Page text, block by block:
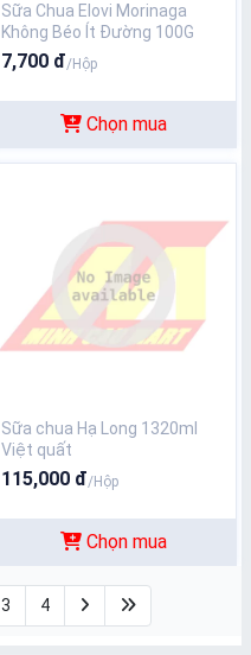
Sữa Chua Elovi Morinaga
Không Béo Ít Đường 100G
7,700 đ/Hộp
Chọn mua
Sữa chua Hạ Long 1320ml
Việt quất
115,000 đ/Hộp
Chọn mua
3 4